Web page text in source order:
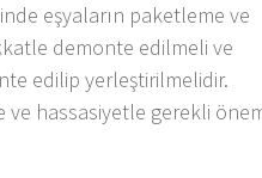
eşyaların paketleme ve
demonte edilmeli ve
edilip yerleştirilmelidir.
ve hassasiyetle gerekli